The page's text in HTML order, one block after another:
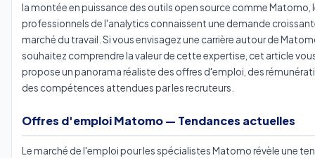
la montée en puissance des outils open source comme Matomo,
professionnels de l'analytics connaissent une demande
marché du travail. Si vous envisagez une carrière autour de
souhaitez comprendre la valeur de cette expertise, cet article
propose un panorama réaliste des offres d'emploi, des
des compétences attendues par les recruteurs.
Offres d'emploi Matomo — Tendances actuelles
Le marché de l'emploi pour les spécialistes Matomo révèle une